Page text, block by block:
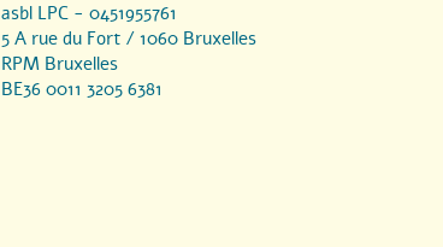
asbl LPC - 0451955761
5 A rue du Fort / 1060 Bruxelles
RPM Bruxelles
BE36 0011 3205 6381